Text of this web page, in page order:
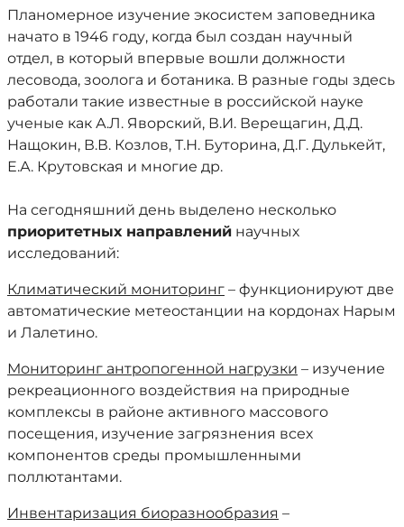
Планомерное изучение экосистем заповедника
начато в 1946 году, когда был создан научный
отдел, в который впервые вошли должности
лесовода, зоолога и ботаника. В разные годы здесь
работали такие известные в российской науке
ученые как А.Л. Яворский, В.И. Верещагин, Д.Д.
Нащокин, В.В. Козлов, Т.Н. Буторина, Д.Г. Дулькейт,
Е.А. Крутовская и многие др.
На сегодняшний день выделено несколько
приоритетных направлений научных
исследований:
Климатический мониторинг – функционируют две
автоматические метеостанции на кордонах Нарым
и Лалетино.
Мониторинг антропогенной нагрузки – изучение
рекреационного воздействия на природные
комплексы в районе активного массового
посещения, изучение загрязнения всех
компонентов среды промышленными
поллютантами.
Инвентаризация биоразнообразия –